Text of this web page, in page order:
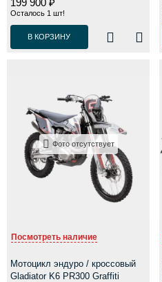
199 900 ₽
Осталось 1 шт!
В КОРЗИНУ
Фото отсутствует
Посмотреть наличие
Мотоцикл эндуро / кроссовый
Gladiator K6 PR300 Graffiti